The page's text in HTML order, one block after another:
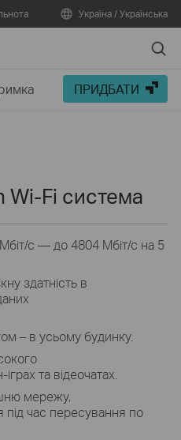
Україна / Українська
Search
ПРИДБАТИ
Fi система
с — до 4804 Мбіт/с на 5
здатність в
– в усьому будинку.
та відеочатах.
мережу,
час пересування по